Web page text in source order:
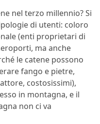
nel terzo millennio? Si
di utenti: coloro
(enti proprietari di
ma anche
le catene possono
fango e pietre,
costosissimi),
in montagna, e il
non ci va